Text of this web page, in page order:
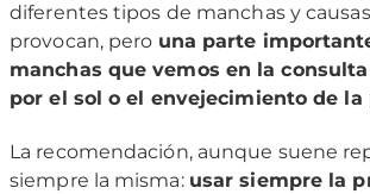
diferentes tipos de manchas y
provocan, pero una parte
manchas que vemos en la
por el sol o el envejecimiento de la
La recomendación, aunque suene
siempre la misma: usar siempre la